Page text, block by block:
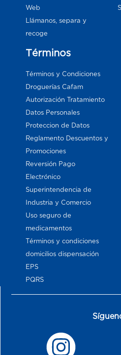
Web
Llámanos, separa y
recoge
Términos
Términos y Condiciones
Droguerías Cafam
Autorización Tratamiento
Datos Personales
Proteccion de Datos
Reglamento Descuentos y
Promociones
Reversión Pago
Electrónico
Superintendencia de
Industria y Comercio
Uso seguro de
medicamentos
Términos y condiciones
domicilios dispensación
EPS
PQRS